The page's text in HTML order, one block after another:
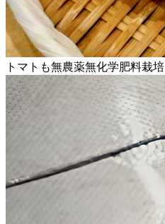
トマトも無農薬無化学肥料栽培